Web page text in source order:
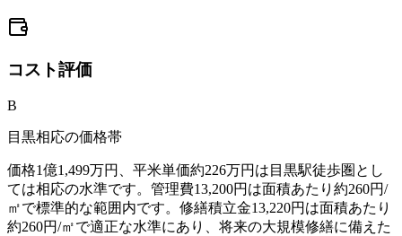
コスト評価
B
目黒相応の価格帯
価格1億1,499万円、平米単価約226万円は目黒駅徒歩圏とし
ては相応の水準です。管理費13,200円は面積あたり約260円/
㎡で標準的な範囲内です。修繕積立金13,220円は面積あたり
約260円/㎡で適正な水準にあり、将来の大規模修繕に備えた